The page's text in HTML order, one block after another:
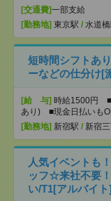
[交通費]一部支給
[勤務地] 東京駅 / 水道
短時間シフトあ
ーなどの仕分け[
[給 与] 時給1500円 ■
あり) ■現金日払いも
[勤務地] 新宿駅 / 新宿
人気イベントも
ッフ☆来社不要
い/T1[アルバイト]